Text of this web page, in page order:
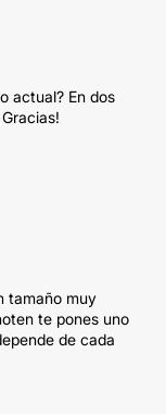
actual? En dos
tamaño muy
te pones uno
de cada